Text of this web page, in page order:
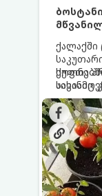
ქალაქში
სუფთა
აივანიც
მოიწყოთ
და
იცოდეთ,
ქოთნის